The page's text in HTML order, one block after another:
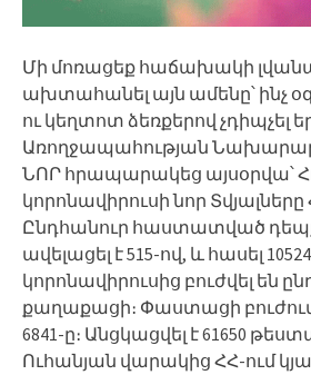
Մի մոռացեք հաճախակի
ախտահանել այն ամենը՝ ինչ
ու կեղտոտ ձեռքերով չդիպչել
Առողջապահության
ՆՈՐ հրապարակեց այսօրվա՝
կորոնավիրուսի նոր
Ընդհանուր հաստատված
ավելացել է 515-ով, և հասել
կորոնավիրուսից բուժվել են
քաղաքացի։ Փաստացի
6841-ը։ Անցկացվել է 61650
Ուհանյան վարակից ՀՀ-ում